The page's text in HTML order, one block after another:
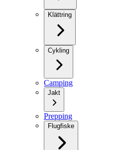
Klättring
Cykling
Camping
Jakt
Prepping
Flugfiske